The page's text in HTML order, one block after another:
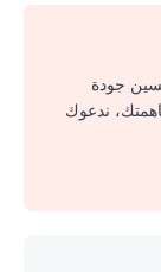
جودة
ندعوك